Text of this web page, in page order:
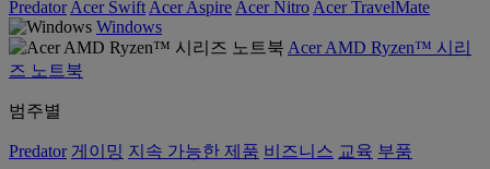
Predator Acer Swift Acer Aspire Acer Nitro Acer TravelMate
Windows
Acer AMD Ryzen™ 시리
즈 노트북
범주별
Predator 게이밍 지속 가능한 제품 비즈니스 교육 부품